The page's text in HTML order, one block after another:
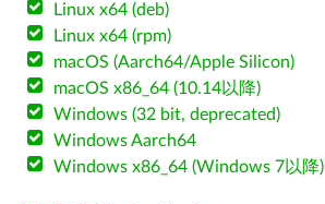
Linux x64 (deb)
Linux x64 (rpm)
macOS (Aarch64/Apple Silicon)
macOS x86_64 (10.14以降)
Windows (32 bit, deprecated)
Windows Aarch64
Windows x86_64 (Windows 7以降)